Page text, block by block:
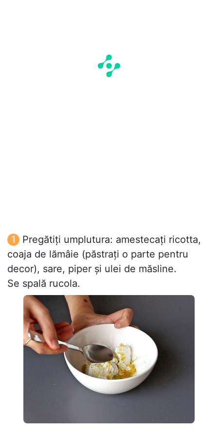
Pregătiți umplutura: amestecați ricotta,
coaja de lămâie (păstrați o parte pentru
decor), sare, piper și ulei de măsline.
Se spală rucola.